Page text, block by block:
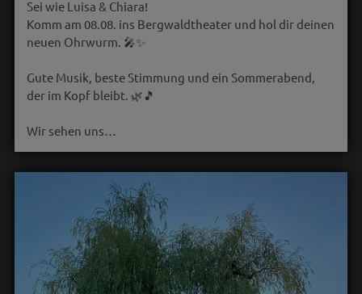
Sei wie Luisa & Chiara!
Komm am 08.08. ins Bergwaldtheater und hol dir deinen
neuen Ohrwurm. 🎤✨
Gute Musik, beste Stimmung und ein Sommerabend,
der im Kopf bleibt. 🌿🎵
Wir sehen uns…